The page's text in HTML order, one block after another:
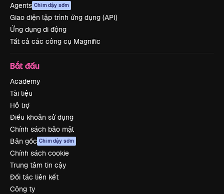
Agents Chim dậy sớm
Giao diện lập trình ứng dụng (API)
Ứng dụng di động
Tất cả các công cụ Magnific
Bắt đầu
Academy
Tài liệu
Hỗ trợ
Điều khoản sử dụng
Chính sách bảo mật
Bản gốc Chim dậy sớm
Chính sách cookie
Trung tâm tin cậy
Đối tác liên kết
Công ty